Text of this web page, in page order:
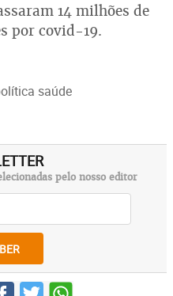
14 milhões de
por covid-19.
saúde
pelo nosso editor